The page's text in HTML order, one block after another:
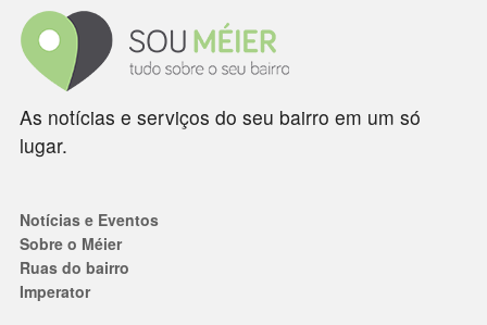
As notícias e serviços do seu bairro em um só
lugar.
Notícias e Eventos
Sobre o Méier
Ruas do bairro
Imperator